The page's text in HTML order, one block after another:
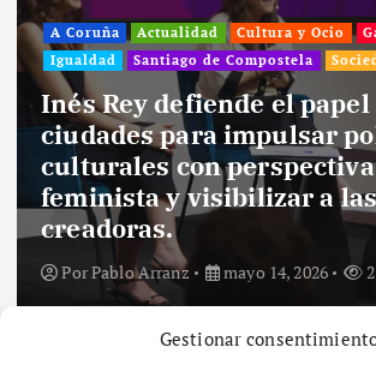
Gestionar
A Coruña Actualidad Cultura y Ocio
Igualdad
Santiago de Compostela
Inés Rey defiende el papel
ciudades para impulsar
culturales con perspectiva
feminista y visibilizar a
creadoras.
PorPablo Arranz mayo 14, 2026